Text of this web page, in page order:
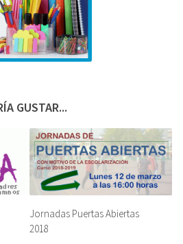
GUSTAR...
Jornadas Puertas Abiertas
2018